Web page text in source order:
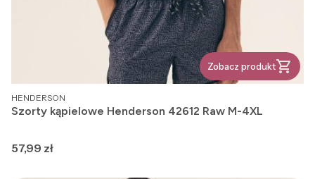
Zobacz produkt
PRODUCENT
HENDERSON
Szorty kąpielowe Henderson 42612 Raw M-4XL
Cena
57,99 zł